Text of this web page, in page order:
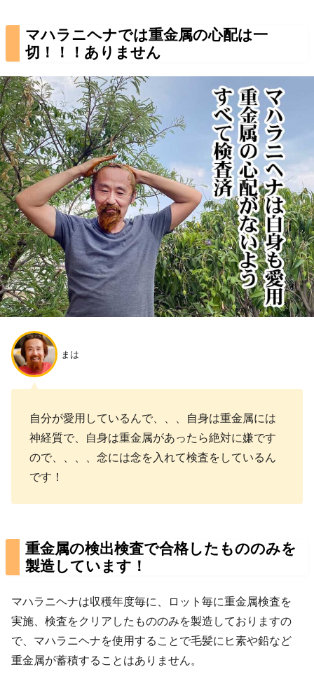
マハラニヘナでは重金属の心配は一
切！！！ありません
まは
自分が愛用しているんで、、、自身は重金属には
神経質で、自身は重金属があったら絶対に嫌です
ので、、、、念には念を入れて検査をしているん
です！
重金属の検出検査で合格したもののみを
製造しています！
マハラニヘナは収穫年度毎に、ロット毎に重金属検査を
実施、検査をクリアしたもののみを製造しておりますの
で、マハラニヘナを使用することで毛髪にヒ素や鉛など
重金属が蓄積することはありません。